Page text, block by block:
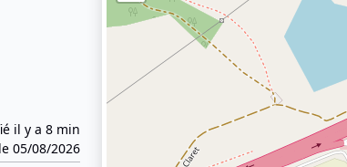
il y a 8 min
05/08/2026